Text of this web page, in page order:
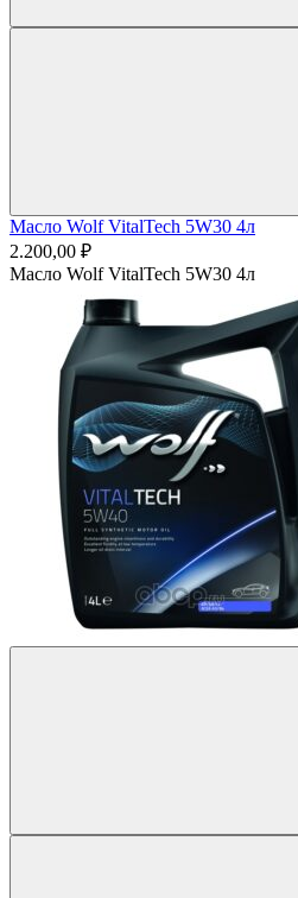
Масло Wolf VitalTech 5W30 4л
2.200,00 ₽
Масло Wolf VitalTech 5W30 4л